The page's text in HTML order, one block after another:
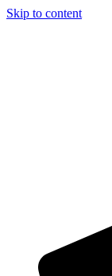
Skip to content